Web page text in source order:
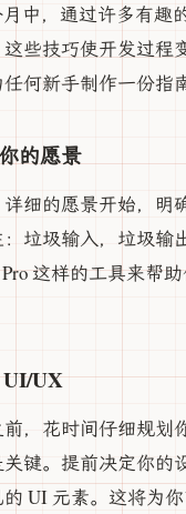
中，通过许多有趣
些技巧使开发过程
何新手制作一份指
的愿景
细的愿景开始，明
垃圾输入，垃圾输
Pro 这样的工具来帮
UX
，花时间仔细规划
键。提前决定你的
UI 元素。这将为